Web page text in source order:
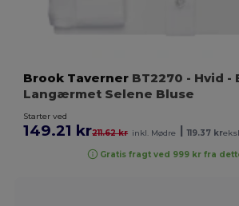
Brook Taverner BT2270 - Hvid -
Langærmet Selene Bluse
Starter ved
149.21 kr211.62 kr inkl. Mødre 119.37 kr
Gratis fragt ved 999 kr fra